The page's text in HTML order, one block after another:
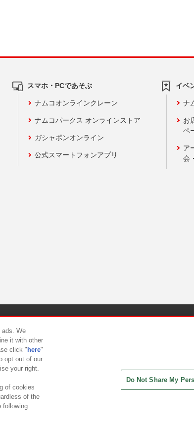
スマホ・PCであそぶ
ナムコオンラインクレーン
ナムコパークス オンラインストア
ガシャポンオンライン
公式スマートフォンアプリ
イベ
ナ
お
ペ
ア
会
ント対応方針
ads. We
it with other
click " here"
opt out of our
your right.
of cookies
of the
following
Do Not Share My